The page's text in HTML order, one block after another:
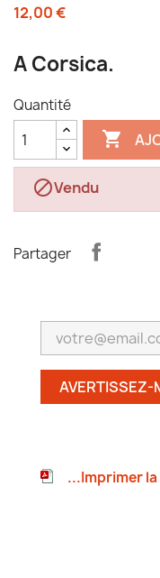
12,00 €
A Corsica.
Quantité

Vendu
Partager
AVERTISSEZ-
...Imprimer